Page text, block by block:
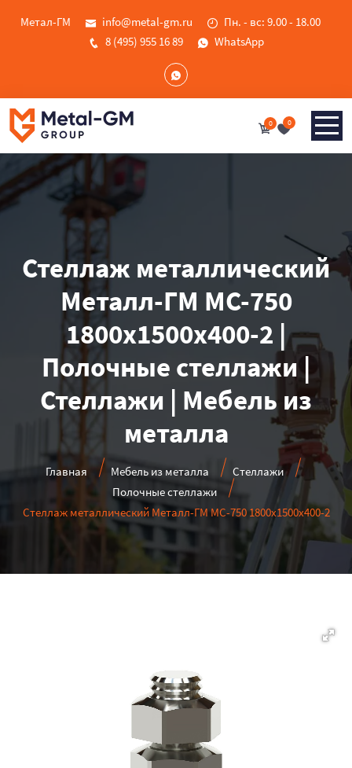
Метал-ГМ info@metal-gm.ru
Пн. - вс: 9.00 - 18.00
8 (495) 955 16 89
WhatsApp
0 0
Стеллаж металлический
Металл-ГМ МС-750
1800x1500x400-2 |
Полочные стеллажи |
Стеллажи | Мебель из
металла
Главная Мебель из металла
Стеллажи
Полочные стеллажи
Стеллаж металлический Металл-ГМ МС-750 1800x1500x400-2